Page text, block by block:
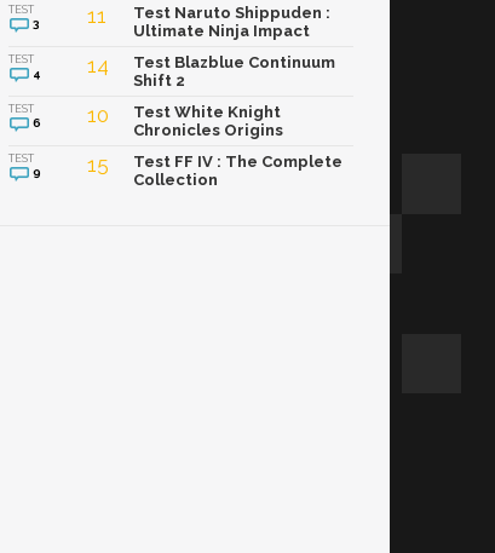
TEST
3 11
Test Naruto Shippuden :
Ultimate Ninja Impact
TEST
4 14
Test Blazblue Continuum
Shift 2
TEST
6 10
Test White Knight
Chronicles Origins
TEST
9 15
Test FF IV : The Complete
Collection